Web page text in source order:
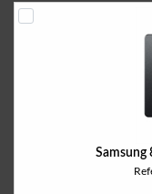
Samsung